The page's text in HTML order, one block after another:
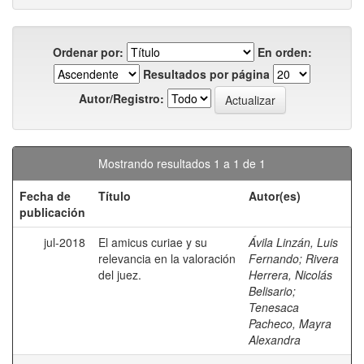
Ordenar por:
En orden:
Resultados por página
Autor/Registro:
Mostrando resultados 1 a 1 de 1
Fecha de
publicación
Título Autor(es)
jul-2018
El amicus curiae y su
relevancia en la valoración
del juez.
Ávila Linzán, Luis
Fernando; Rivera
Herrera, Nicolás
Belisario;
Tenesaca
Pacheco, Mayra
Alexandra